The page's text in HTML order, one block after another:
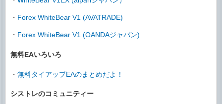
・ Forex WhiteBear V1 (AVATRADE)
・ Forex WhiteBear V1 (OANDAジャパン)
無料EAいろいろ
・ 無料タイアップEAのまとめだよ！
シストレのコミュニティー